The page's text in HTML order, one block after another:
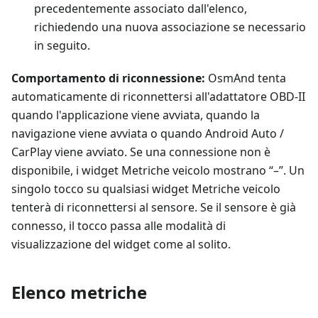
precedentemente associato dall'elenco,
richiedendo una nuova associazione se necessario
in seguito.
Comportamento di riconnessione: OsmAnd tenta
automaticamente di riconnettersi all'adattatore OBD-II
quando l'applicazione viene avviata, quando la
navigazione viene avviata o quando Android Auto /
CarPlay viene avviato. Se una connessione non è
disponibile, i widget Metriche veicolo mostrano “–”. Un
singolo tocco su qualsiasi widget Metriche veicolo
tenterà di riconnettersi al sensore. Se il sensore è già
connesso, il tocco passa alle modalità di
visualizzazione del widget come al solito.
Elenco metriche